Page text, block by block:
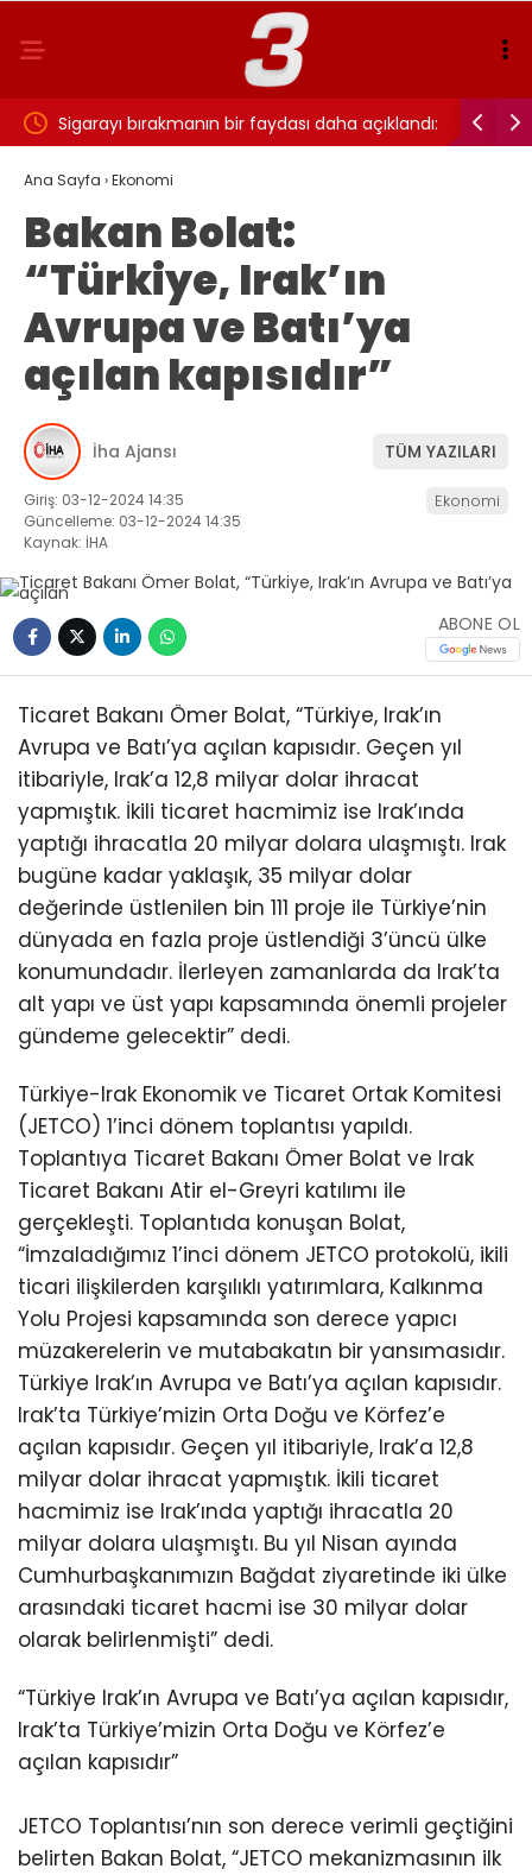
Cansever hayatını kaybetti: 59 yaşındaydı…
Ana Sayfa ›Ekonomi
Bakan Bolat:
“Türkiye, Irak’ın
Avrupa ve Batı’ya
açılan kapısıdır”
İha Ajansı TÜM YAZILARI
Giriş: 03-12-2024 14:35
Güncelleme: 03-12-2024 14:35
Kaynak: İHA
Ekonomi
ABONE OL
Ticaret Bakanı Ömer Bolat, “Türkiye, Irak’ın
Avrupa ve Batı’ya açılan kapısıdır. Geçen yıl
itibariyle, Irak’a 12,8 milyar dolar ihracat
yapmıştık. İkili ticaret hacmimiz ise Irak’ında
yaptığı ihracatla 20 milyar dolara ulaşmıştı. Irak
bugüne kadar yaklaşık, 35 milyar dolar
değerinde üstlenilen bin 111 proje ile Türkiye’nin
dünyada en fazla proje üstlendiği 3’üncü ülke
konumundadır. İlerleyen zamanlarda da Irak’ta
alt yapı ve üst yapı kapsamında önemli projeler
gündeme gelecektir” dedi.
Türkiye-Irak Ekonomik ve Ticaret Ortak Komitesi
(JETCO) 1’inci dönem toplantısı yapıldı.
Toplantıya Ticaret Bakanı Ömer Bolat ve Irak
Ticaret Bakanı Atir el-Greyri katılımı ile
gerçekleşti. Toplantıda konuşan Bolat,
“İmzaladığımız 1’inci dönem JETCO protokolü, ikili
ticari ilişkilerden karşılıklı yatırımlara, Kalkınma
Yolu Projesi kapsamında son derece yapıcı
müzakerelerin ve mutabakatın bir yansımasıdır.
Türkiye Irak’ın Avrupa ve Batı’ya açılan kapısıdır.
Irak’ta Türkiye’mizin Orta Doğu ve Körfez’e
açılan kapısıdır. Geçen yıl itibariyle, Irak’a 12,8
milyar dolar ihracat yapmıştık. İkili ticaret
hacmimiz ise Irak’ında yaptığı ihracatla 20
milyar dolara ulaşmıştı. Bu yıl Nisan ayında
Cumhurbaşkanımızın Bağdat ziyaretinde iki ülke
arasındaki ticaret hacmi ise 30 milyar dolar
olarak belirlenmişti” dedi.
“Türkiye Irak’ın Avrupa ve Batı’ya açılan kapısıdır,
Irak’ta Türkiye’mizin Orta Doğu ve Körfez’e
açılan kapısıdır”
JETCO Toplantısı’nın son derece verimli geçtiğini
belirten Bakan Bolat, “JETCO mekanizmasının ilk